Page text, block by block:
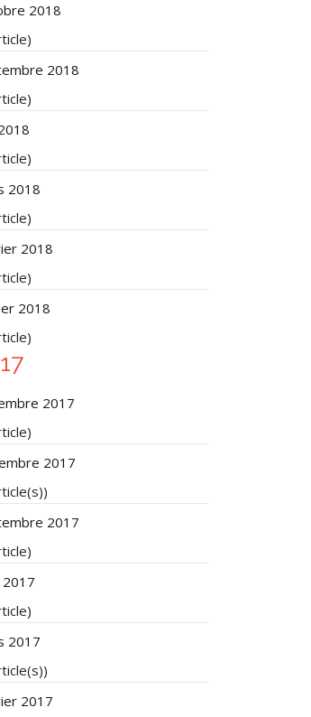
2018
2018
2018
2018
2018
2017
2017
2017
2017
2017
2017